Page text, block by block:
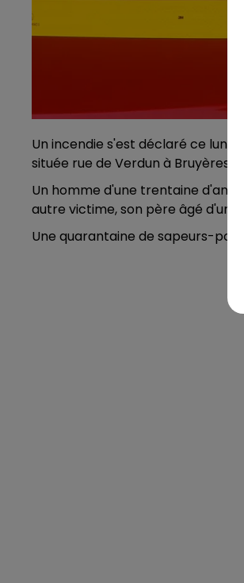
Un incendie s'est déclaré ce
située rue de Verdun à Bruyères,
Un homme d'une trentaine
autre victime, son père âgé d'une
Une quarantaine de sapeurs-